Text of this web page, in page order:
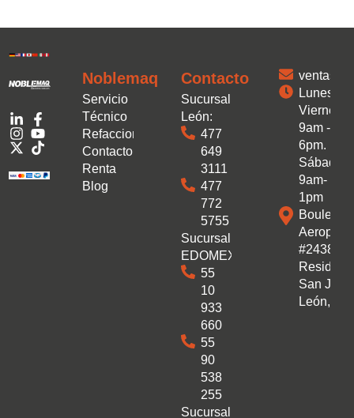
Noblemaq
Servicio
Técnico
Refacciones
Contacto
Renta
Blog
Contacto
Sucursal
León:
477
649
3111
477
772
5755
Sucursal
EDOMEX:
55
10
933
660
55
90
538
255
Sucursal
Lunes a
Viernes:
9am -
6pm.
Sábado:
9am-
1pm
#2438
San
León,